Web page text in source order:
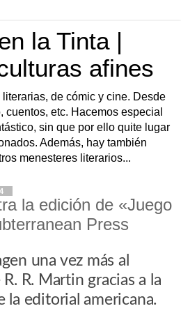
la Tinta |
afines
de cómic y cine. Desde
etc. Hacemos especial
sin que por ello quite lugar
Además, hay también
menesteres literarios...
la edición de «Juego
Press
una vez más al
R. Martin gracias a la
la editorial americana.